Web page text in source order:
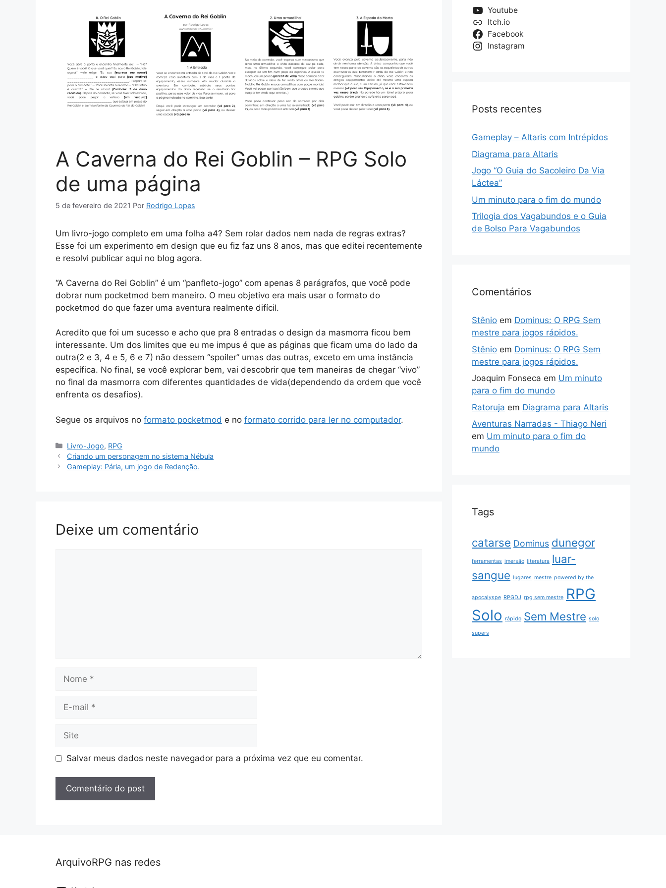
A Caverna do Rei Goblin – RPG Solo
de uma página
5 de fevereiro de 2021 Por Rodrigo Lopes
Um livro-jogo completo em uma folha a4? Sem rolar dados nem nada de regras extras?
Esse foi um experimento em design que eu fiz faz uns 8 anos, mas que editei recentemente
e resolvi publicar aqui no blog agora.
“A Caverna do Rei Goblin” é um “panfleto-jogo” com apenas 8 parágrafos, que você pode
dobrar num pocketmod bem maneiro. O meu objetivo era mais usar o formato do
pocketmod do que fazer uma aventura realmente difícil.
Acredito que foi um sucesso e acho que pra 8 entradas o design da masmorra ficou bem
interessante. Um dos limites que eu me impus é que as páginas que ficam uma do lado da
outra(2 e 3, 4 e 5, 6 e 7) não dessem “spoiler” umas das outras, exceto em uma instância
específica. No final, se você explorar bem, vai descobrir que tem maneiras de chegar “vivo”
no final da masmorra com diferentes quantidades de vida(dependendo da ordem que você
enfrenta os desafios).
Segue os arquivos no formato pocketmod e no formato corrido para ler no computador.
Categorias
Livro-Jogo, RPG
Criando um personagem no sistema Nébula
Gameplay: Pária, um jogo de Redenção.
Deixe um comentário
mail
Salvar meus dados neste navegador para a próxima vez que eu comentar.
Youtube
Itch.io
Facebook
Instagram
Posts recentes
Gameplay – Altaris com Intrépidos
Diagrama para Altaris
Jogo “O Guia do Sacoleiro Da Via
Láctea”
Um minuto para o fim do mundo
Trilogia dos Vagabundos e o Guia
de Bolso Para Vagabundos
Comentários
Stênio em Dominus: O RPG Sem
mestre para jogos rápidos.
Stênio em Dominus: O RPG Sem
mestre para jogos rápidos.
Joaquim Fonseca em Um minuto
para o fim do mundo
Ratoruja em Diagrama para Altaris
Aventuras Narradas - Thiago Neri
em Um minuto para o fim do
mundo
Tags
catarse Dominus dunegor
ferramentas imersão literatura luar-
sangue lugares mestre powered by the
apocalyspe RPGDJ rpg sem mestre RPG
Solo rápido Sem Mestre solo
supers
ArquivoRPG nas redes